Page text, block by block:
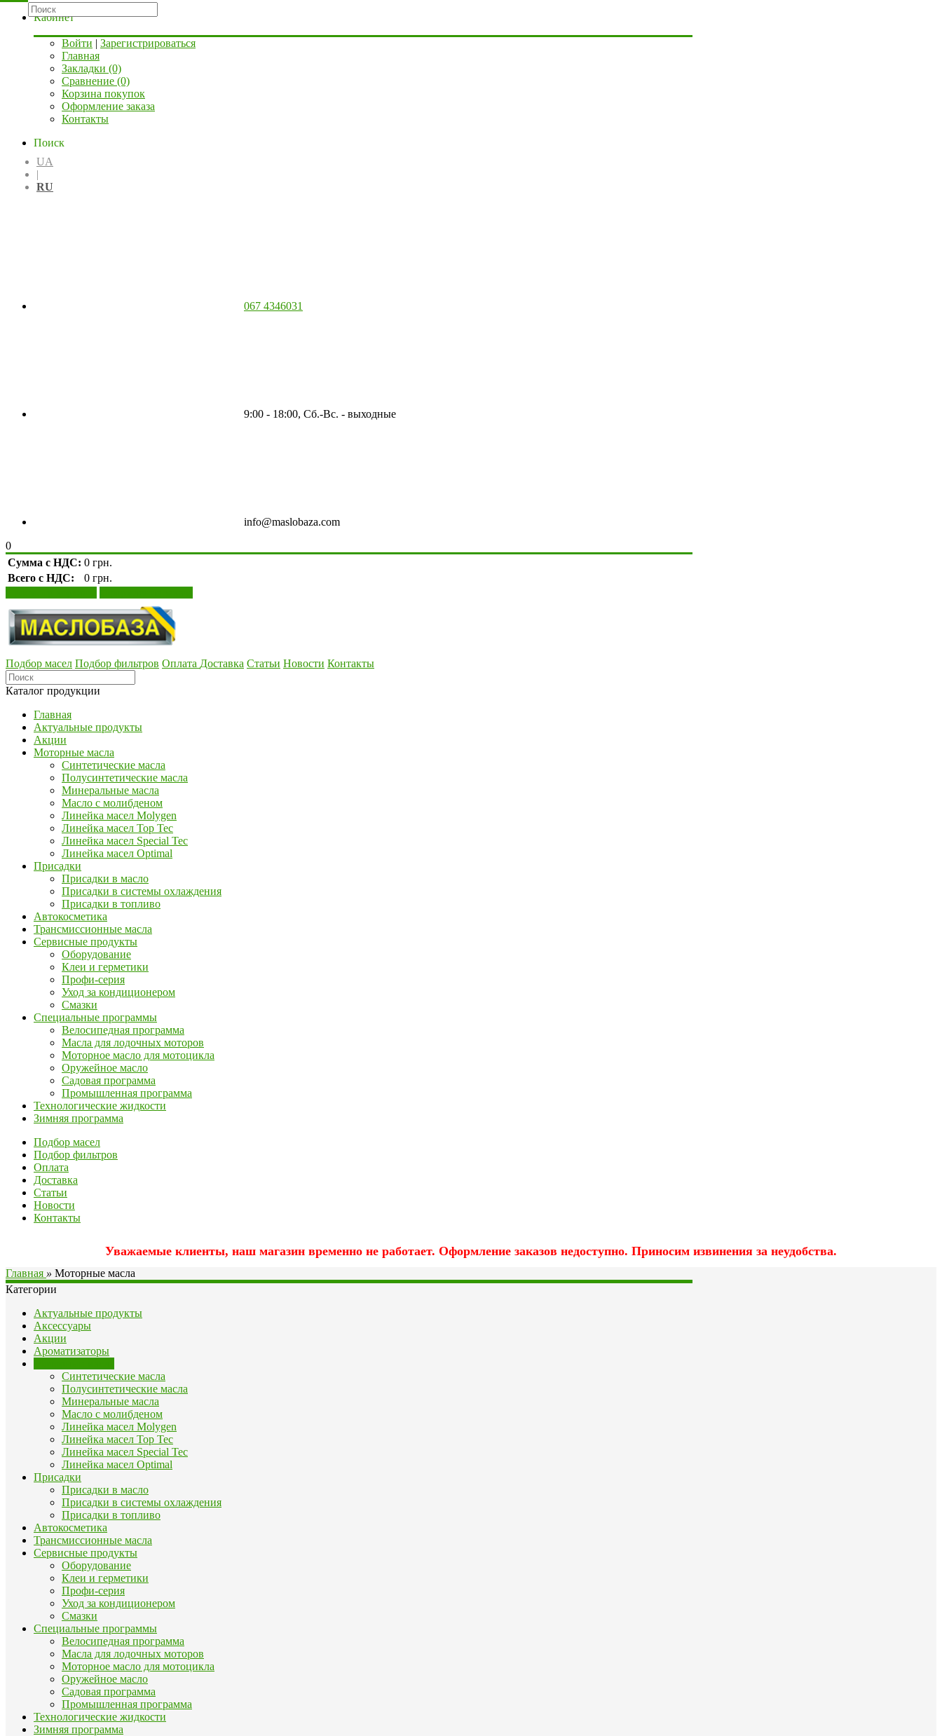
Кабинет
Войти | Зарегистрироваться
Главная
Закладки (0)
Сравнение (0)
Корзина покупок
Оформление заказа
Контакты
Поиск
UA
|
RU
067 4346031
9:00 - 18:00, Сб.-Вс. - выходные
info@maslobaza.com
0
Сумма с НДС: 0 грн.
Всего с НДС:
0 грн.
Подбор масел Подбор фильтров Оплата Доставка Статьи Новости Контакты
Каталог продукции
Главная
Актуальные продукты
Акции
Моторные масла
Синтетические масла
Полусинтетические масла
Минеральные масла
Масло с молибденом
Линейка масел Molygen
Линейка масел Top Tec
Линейка масел Special Tec
Линейка масел Optimal
Присадки
Присадки в масло
Присадки в системы охлаждения
Присадки в топливо
Автокосметика
Трансмиссионные масла
Сервисные продукты
Оборудование
Клеи и герметики
Профи-серия
Уход за кондиционером
Смазки
Специальные программы
Велосипедная программа
Масла для лодочных моторов
Моторное масло для мотоцикла
Оружейное масло
Садовая программа
Промышленная программа
Технологические жидкости
Зимняя программа
Подбор масел
Подбор фильтров
Оплата
Доставка
Статьи
Новости
Контакты
Уважаемые клиенты, наш магазин временно не работает. Оформление заказов недоступно. Приносим извинения за неудобства.
Главная » Моторные масла
Категории
Актуальные продукты
Аксессуары
Акции
Ароматизаторы
Синтетические масла
Полусинтетические масла
Минеральные масла
Масло с молибденом
Линейка масел Molygen
Линейка масел Top Tec
Линейка масел Special Tec
Линейка масел Optimal
Присадки
Присадки в масло
Присадки в системы охлаждения
Присадки в топливо
Автокосметика
Трансмиссионные масла
Сервисные продукты
Оборудование
Клеи и герметики
Профи-серия
Уход за кондиционером
Смазки
Специальные программы
Велосипедная программа
Масла для лодочных моторов
Моторное масло для мотоцикла
Оружейное масло
Садовая программа
Промышленная программа
Технологические жидкости
Зимняя программа